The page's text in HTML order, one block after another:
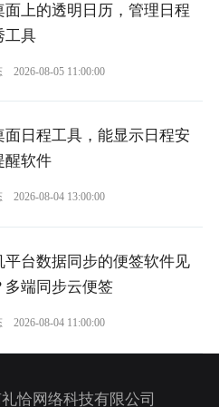
面上的透明日历，管理日程
工具
2026-08-05 11:00:00
面日程工具，能显示日程安
醒软件
2026-08-04 13:00:00
平台数据同步的便签软件见
多端同步云便签
2026-08-04 11:00:00
恰网络科技有限公司